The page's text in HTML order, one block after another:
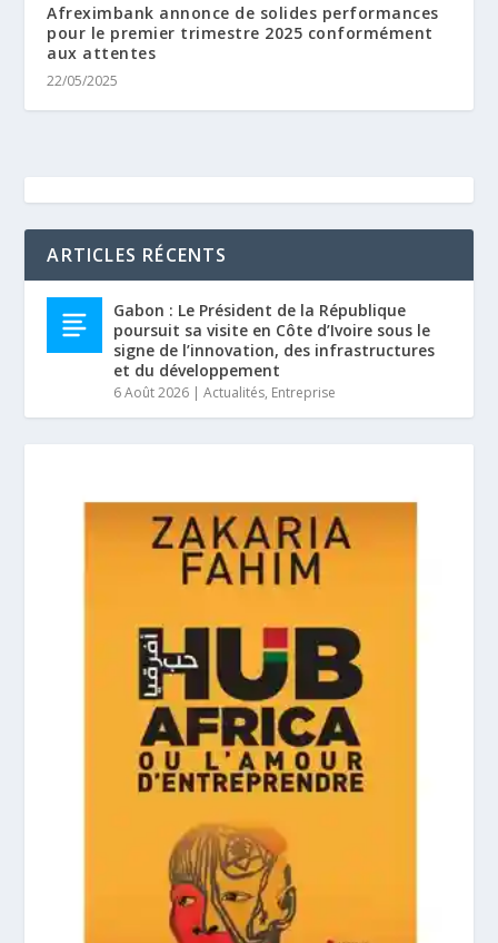
Afreximbank annonce de solides performances
pour le premier trimestre 2025 conformément
aux attentes
22/05/2025
ARTICLES RÉCENTS
Gabon : Le Président de la République
poursuit sa visite en Côte d’Ivoire sous le
signe de l’innovation, des infrastructures
et du développement
6 Août 2026 |Actualités, Entreprise